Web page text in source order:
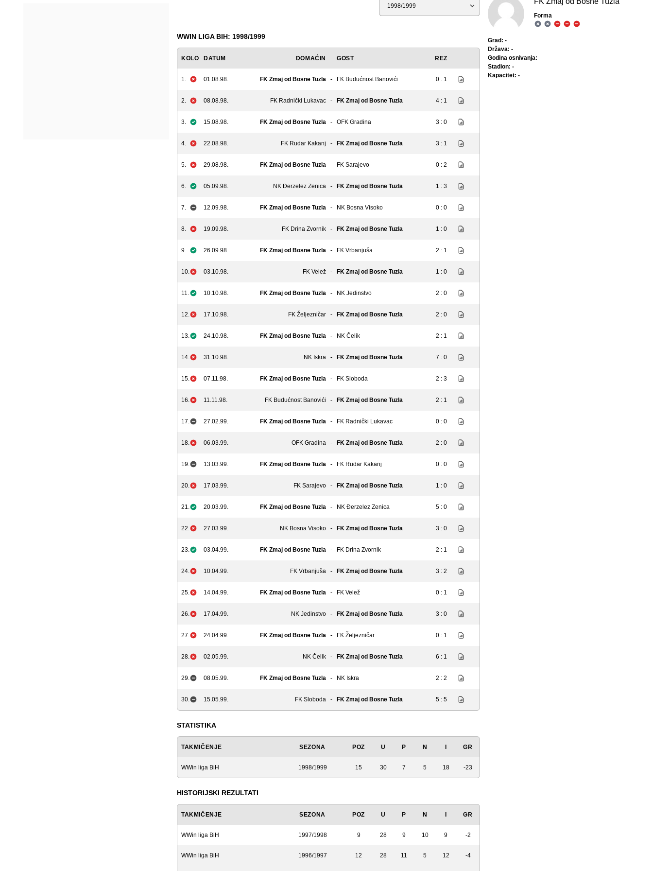
WWIN LIGA BIH: 1998/1999
KOLO DATUM DOMAĆIN GOST REZ
1. 01.08.98. FK Zmaj od Bosne Tuzla - FK Budućnost Banovići 0 : 1
2. 08.08.98. FK Radnički Lukavac - FK Zmaj od Bosne Tuzla 4 : 1
3. 15.08.98. FK Zmaj od Bosne Tuzla - OFK Gradina 3 : 0
4. 22.08.98. FK Rudar Kakanj - FK Zmaj od Bosne Tuzla 3 : 1
5. 29.08.98. FK Zmaj od Bosne Tuzla - FK Sarajevo 0 : 2
6. 05.09.98. NK Đerzelez Zenica - FK Zmaj od Bosne Tuzla 1 : 3
7. 12.09.98. FK Zmaj od Bosne Tuzla - NK Bosna Visoko 0 : 0
8. 19.09.98. FK Drina Zvornik - FK Zmaj od Bosne Tuzla 1 : 0
9. 26.09.98. FK Zmaj od Bosne Tuzla - FK Vrbanjuša 2 : 1
10. 03.10.98. FK Velež - FK Zmaj od Bosne Tuzla 1 : 0
11. 10.10.98. FK Zmaj od Bosne Tuzla - NK Jedinstvo 2 : 0
12. 17.10.98. FK Željezničar - FK Zmaj od Bosne Tuzla 2 : 0
13. 24.10.98. FK Zmaj od Bosne Tuzla - NK Čelik 2 : 1
14. 31.10.98. NK Iskra - FK Zmaj od Bosne Tuzla 7 : 0
15. 07.11.98. FK Zmaj od Bosne Tuzla - FK Sloboda 2 : 3
16. 11.11.98. FK Budućnost Banovići - FK Zmaj od Bosne Tuzla 2 : 1
17. 27.02.99. FK Zmaj od Bosne Tuzla - FK Radnički Lukavac 0 : 0
18. 06.03.99. OFK Gradina - FK Zmaj od Bosne Tuzla 2 : 0
19. 13.03.99. FK Zmaj od Bosne Tuzla - FK Rudar Kakanj 0 : 0
20. 17.03.99. FK Sarajevo - FK Zmaj od Bosne Tuzla 1 : 0
21. 20.03.99. FK Zmaj od Bosne Tuzla - NK Đerzelez Zenica 5 : 0
22. 27.03.99. NK Bosna Visoko - FK Zmaj od Bosne Tuzla 3 : 0
23. 03.04.99. FK Zmaj od Bosne Tuzla - FK Drina Zvornik 2 : 1
24. 10.04.99. FK Vrbanjuša - FK Zmaj od Bosne Tuzla 3 : 2
25. 14.04.99. FK Zmaj od Bosne Tuzla - FK Velež 0 : 1
26. 17.04.99. NK Jedinstvo - FK Zmaj od Bosne Tuzla 3 : 0
27. 24.04.99. FK Zmaj od Bosne Tuzla - FK Željezničar 0 : 1
28. 02.05.99. NK Čelik - FK Zmaj od Bosne Tuzla 6 : 1
29. 08.05.99. FK Zmaj od Bosne Tuzla - NK Iskra 2 : 2
30. 15.05.99. FK Sloboda - FK Zmaj od Bosne Tuzla 5 : 5
STATISTIKA
TAKMIČENJE SEZONA POZ U P N GR
WWin liga BiH 1998/1999 15 30 7 5 18 -23
HISTORIJSKI REZULTATI
TAKMIČENJE SEZONA POZ U P N GR
WWin liga BiH 1997/1998 9 28 9 10 9 -2
WWin liga BiH 1996/1997 12 28 11 5 12 -4
Forma
Grad: -
Država: -
Godina osnivanja:
Stadion: -
Kapacitet: -